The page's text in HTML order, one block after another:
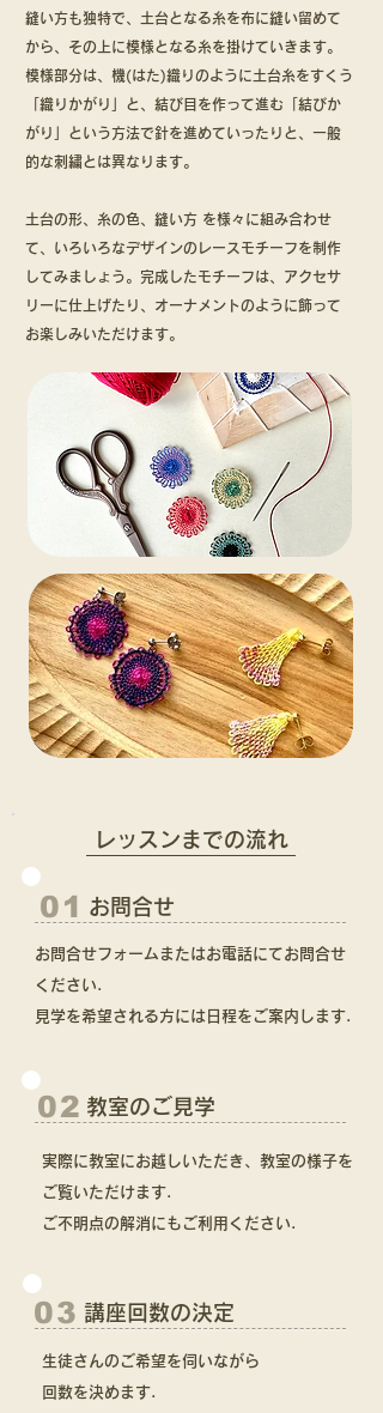
縫い方も独特で、土台となる糸を布に縫い留めて
から、その上に模様となる糸を掛けていきます。
模様部分は、機(はた)織りのように土台糸をすくう
「織りかがり」と、結び目を作って進む「結びか
がり」という方法で針を進めていったりと、一般
的な刺繍とは異なります。
土台の形、糸の色、縫い方 を様々に組み合わせ
て、いろいろなデザインのレースモチーフを制作
してみましょう。完成したモチーフは、アクセサ
リーに仕上げたり、オーナメントのように飾って
お楽しみいただけます。
​レッスンまでの流れ
01 お問合せ
お問合せフォームまたはお電話にてお問合せ
ください.
見学を希望される方には日程をご案内します.
02 教室のご見学
実際に教室にお越しいただき、教室の様子を
ご覧いただけます.
ご不明点の解消にもご利用ください.
03 講座回数の決定
生徒さんのご希望を伺いながら
回数を決めます.